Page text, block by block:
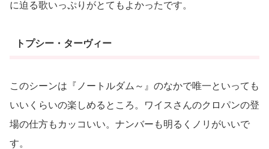
に迫る歌いっぷりがとてもよかったです。
トプシー・ターヴィー
このシーンは『ノートルダム～』のなかで唯一といっても
いいくらいの楽しめるところ。ワイスさんのクロパンの登
場の仕方もカッコいい。ナンバーも明るくノリがいいで
す。